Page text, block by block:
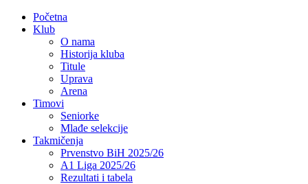
Početna
Klub
O nama
Historija kluba
Titule
Uprava
Arena
Timovi
Seniorke
Mlađe selekcije
Takmičenja
Prvenstvo BiH 2025/26
A1 Liga 2025/26
Rezultati i tabela